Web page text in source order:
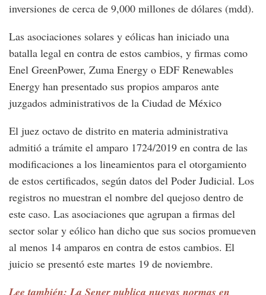
inversiones de cerca de 9,000 millones de dólares (mdd).
Las asociaciones solares y eólicas han iniciado una
batalla legal en contra de estos cambios, y firmas como
Enel GreenPower, Zuma Energy o EDF Renewables
Energy han presentado sus propios amparos ante
juzgados administrativos de la Ciudad de México
El juez octavo de distrito en materia administrativa
admitió a trámite el amparo 1724/2019 en contra de las
modificaciones a los lineamientos para el otorgamiento
de estos certificados, según datos del Poder Judicial. Los
registros no muestran el nombre del quejoso dentro de
este caso. Las asociaciones que agrupan a firmas del
sector solar y eólico han dicho que sus socios promueven
al menos 14 amparos en contra de estos cambios. El
juicio se presentó este martes 19 de noviembre.
Lee también: La Sener publica nuevas normas en